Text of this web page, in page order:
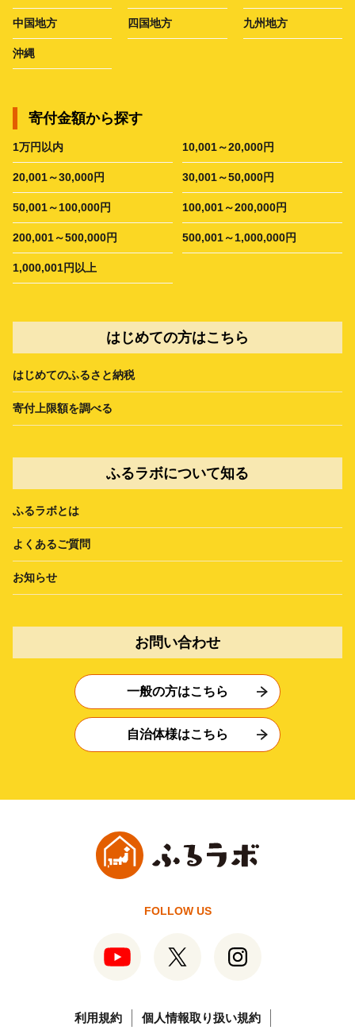
中国地方 四国地方 九州地方
沖縄
寄付金額から探す
1万円以内 10,001～20,000円
20,001～30,000円 30,001～50,000円
50,001～100,000円 100,001～200,000円
200,001～500,000円 500,001～1,000,000円
1,000,001円以上
はじめての方はこちら
はじめてのふるさと納税
寄付上限額を調べる
ふるラボについて知る
ふるラボとは
よくあるご質問
お知らせ
お問い合わせ
一般の方はこちら
自治体様はこちら
FOLLOW US
利用規約 個人情報取り扱い規約